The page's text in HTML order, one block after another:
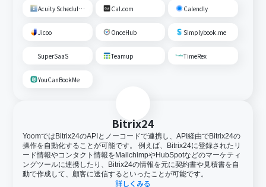
Acuity Scheduling Cal.com Calendly
Jicoo OnceHub Simplybook.me
SuperSaaS Teamup TimeRex
YouCanBookMe
Bitrix24
YoomではBitrix24のAPIとノーコードで連携し、API経由でBitrix24の
操作を自動化することが可能です。 例えば、Bitrix24に登録されたリ
ード情報やコンタクト情報をMailchimpやHubSpotなどのマーケティ
ングツールに連携したり、Bitrix24の情報を元に契約書や見積書を自
動で作成して、顧客に送信するといったことが可能です。
詳しくみる